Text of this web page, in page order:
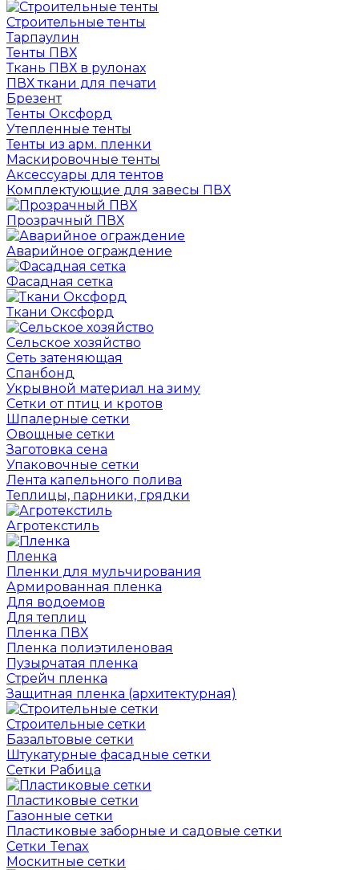
Строительные тенты
Тарпаулин
Тенты ПВХ
Ткань ПВХ в рулонах
ПВХ ткани для печати
Брезент
Тенты Оксфорд
Утепленные тенты
Тенты из арм. пленки
Маскировочные тенты
Аксессуары для тентов
Комплектующие для завесы ПВХ
Прозрачный ПВХ
Аварийное ограждение
Фасадная сетка
Ткани Оксфорд
Сельское хозяйство
Сеть затеняющая
Спанбонд
Укрывной материал на зиму
Сетки от птиц и кротов
Шпалерные сетки
Овощные сетки
Заготовка сена
Упаковочные сетки
Лента капельного полива
Теплицы, парники, грядки
Агротекстиль
Пленка
Пленки для мульчирования
Армированная пленка
Для водоемов
Для теплиц
Пленка ПВХ
Пленка полиэтиленовая
Пузырчатая пленка
Cтрейч пленка
Защитная пленка (архитектурная)
Строительные сетки
Базальтовые сетки
Штукатурные фасадные сетки
Сетки Рабица
Пластиковые сетки
Газонные сетки
Пластиковые заборные и садовые сетки
Сетки Tenax
Москитные сетки